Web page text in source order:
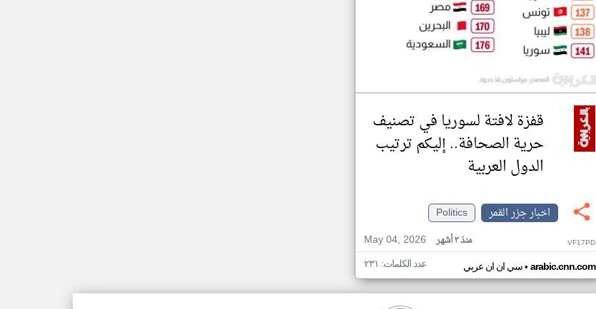
قفزة لافتة لسوريا في تصنيف
حرية الصحافة.. إليكم ترتيب
الدول العربية
اخبار جزر القمر
Politics
May 04, 2026
منذ ٣ أشهر VF17PD
سي ان ان عربي• arabic.cnn.com عدد الكلمات: ٢٣١